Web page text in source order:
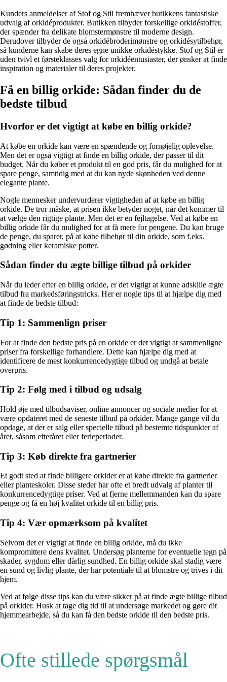
Kunders anmeldelser af Stof og Stil fremhæver butikkens fantastiske
udvalg af orkidéprodukter. Butikken tilbyder forskellige orkidéstoffer,
der spænder fra delikate blomstermønstre til moderne design.
Derudover tilbyder de også orkidébroderimønstre og orkidésytilbehør,
så kunderne kan skabe deres egne unikke orkidéstykke. Stof og Stil er
uden tvivl et førsteklasses valg for orkidéentusiaster, der ønsker at finde
inspiration og materialer til deres projekter.
Få en billig orkide: Sådan finder du de
bedste tilbud
Hvorfor er det vigtigt at købe en billig orkide?
At købe en orkide kan være en spændende og fornøjelig oplevelse.
Men det er også vigtigt at finde en billig orkide, der passer til dit
budget. Når du køber et produkt til en god pris, får du mulighed for at
spare penge, samtidig med at du kan nyde skønheden ved denne
elegante plante.
Nogle mennesker undervurderer vigtigheden af at købe en billig
orkide. De tror måske, at prisen ikke betyder noget, når det kommer til
at vælge den rigtige plante. Men det er en fejltagelse. Ved at købe en
billig orkide får du mulighed for at få mere for pengene. Du kan bruge
de penge, du sparer, på at købe tilbehør til din orkide, som f.eks.
gødning eller keramiske potter.
Sådan finder du ægte billige tilbud på orkider
Når du leder efter en billig orkide, er det vigtigt at kunne adskille ægte
tilbud fra markedsføringstricks. Her er nogle tips til at hjælpe dig med
at finde de bedste tilbud:
Tip 1: Sammenlign priser
For at finde den bedste pris på en orkide er det vigtigt at sammenligne
priser fra forskellige forhandlere. Dette kan hjælpe dig med at
identificere de mest konkurrencedygtige tilbud og undgå at betale
overpris.
Tip 2: Følg med i tilbud og udsalg
Hold øje med tilbudsaviser, online annoncer og sociale medier for at
være opdateret med de seneste tilbud på orkider. Mange gange vil du
opdage, at der er salg eller specielle tilbud på bestemte tidspunkter af
året, såsom efteråret eller ferieperioder.
Tip 3: Køb direkte fra gartnerier
Et godt sted at finde billigere orkider er at købe direkte fra gartnerier
eller planteskoler. Disse steder har ofte et bredt udvalg af planter til
konkurrencedygtige priser. Ved at fjerne mellemmanden kan du spare
penge og få en høj kvalitet orkide til en billig pris.
Tip 4: Vær opmærksom på kvalitet
Selvom det er vigtigt at finde en billig orkide, må du ikke
kompromittere dens kvalitet. Undersøg planterne for eventuelle tegn på
skader, sygdom eller dårlig sundhed. En billig orkide skal stadig være
en sund og livlig plante, der har potentiale til at blomstre og trives i dit
hjem.
Ved at følge disse tips kan du være sikker på at finde ægte billige tilbud
på orkider. Husk at tage dig tid til at undersøge markedet og gøre dit
hjemmearbejde, så du kan få den bedste orkide til den bedste pris.
Ofte stillede spørgsmål